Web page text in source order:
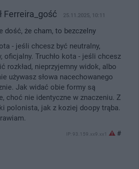
Ferreira_gość 25.11.2025, 10:11
dość, że cham, to bezczelny
- jeśli chcesz być neutralny,
oficjalny. Truchło kota - jeśli chcesz
rozkład, nieprzyjemny widok, albo
używasz słowa nacechowanego
Jak widać obie formy są
choć nie identyczne w znaczeniu. Z
polonista, jak z koziej doopy trąba.
IP: 93.159.xx9.xx1 #